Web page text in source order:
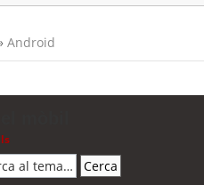
Android